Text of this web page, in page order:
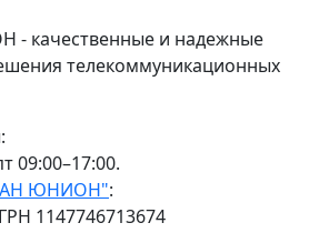
качественные и надежные
телекоммуникационных
09:00–17:00.
ЮНИОН":
1147746713674